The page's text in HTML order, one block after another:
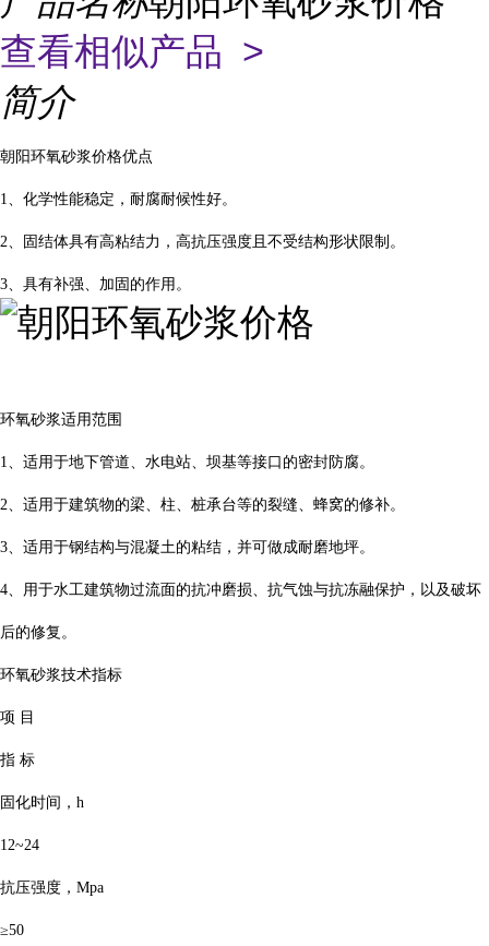
查看相似产品 >
简介
朝阳环氧砂浆价格优点
1、化学性能稳定，耐腐耐候性好。
2、固结体具有高粘结力，高抗压强度且不受结构形状限制。
3、具有补强、加固的作用。
环氧砂浆适用范围
1、适用于地下管道、水电站、坝基等接口的密封防腐。
2、适用于建筑物的梁、柱、桩承台等的裂缝、蜂窝的修补。
3、适用于钢结构与混凝土的粘结，并可做成耐磨地坪。
4、用于水工建筑物过流面的抗冲磨损、抗气蚀与抗冻融保护，以及破坏
后的修复。
环氧砂浆技术指标
项 目
指 标
固化时间，h
12~24
抗压强度，Mpa
≥50